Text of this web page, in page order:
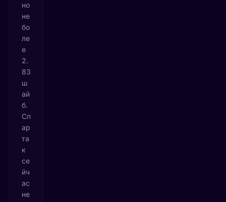
но
не
бо
ле
е
2.
83
ш
ай
б.
Сп
ар
та
к
се
йч
ас
не